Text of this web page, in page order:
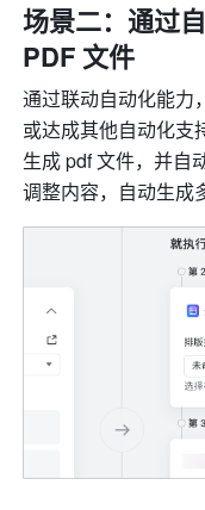
场景二：通过
PDF 文件
通过联动自动化能力
或达成其他自动化支
生成 pdf 文件，并自
调整内容，自动生成